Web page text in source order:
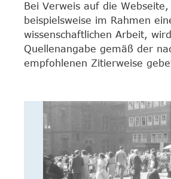
Bei Verweis auf die Webseite,
beispielsweise im Rahmen
wissenschaftlichen Arbeit,
Quellenangabe gemäß der
empfohlenen Zitierweise